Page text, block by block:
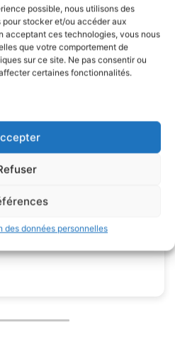
possible, nous utilisons des
stocker et/ou accéder aux
acceptant ces technologies, vous nous
que votre comportement de
sur ce site. Ne pas consentir ou
certaines fonctionnalités.
des données personnelles
Amaryllis
avis Google
en ligne M'zelle
!!
cardigan
très gentille,